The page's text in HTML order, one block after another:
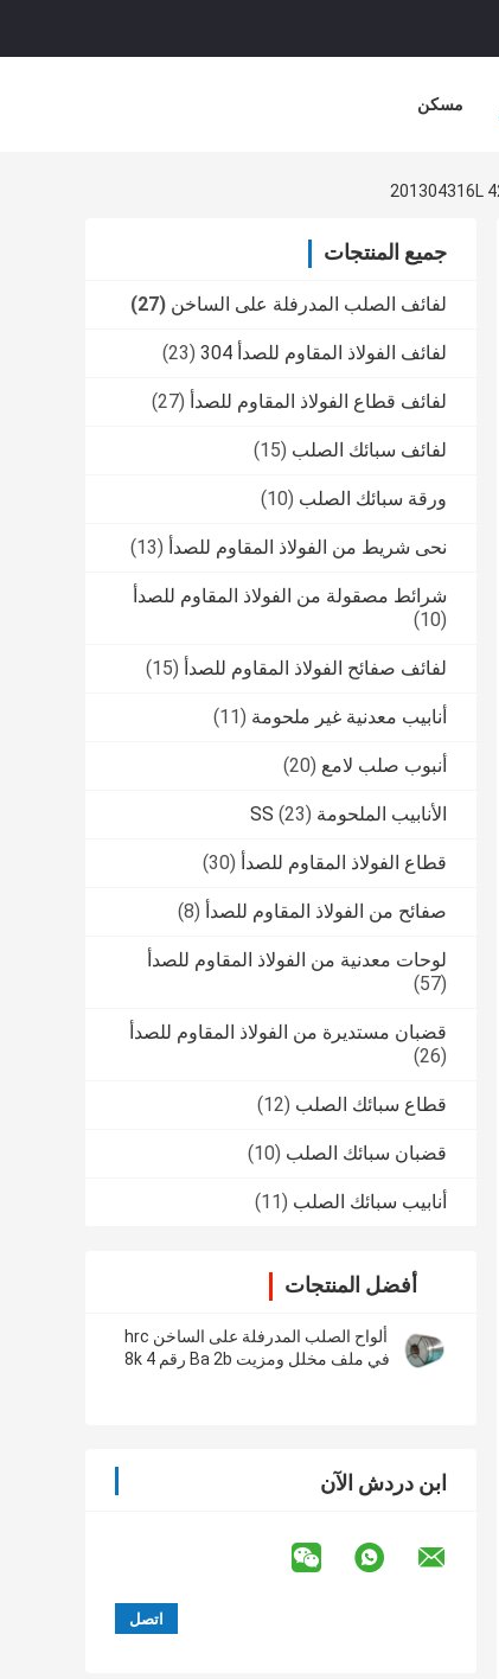
مسكن
جميع المنتجات
لفائف الصلب المدرفلة على الساخن (27)
لفائف الفولاذ المقاوم للصدأ 304 (23)
لفائف قطاع الفولاذ المقاوم للصدأ (27)
لفائف سبائك الصلب (15)
ورقة سبائك الصلب (10)
نحى شريط من الفولاذ المقاوم للصدأ (13)
شرائط مصقولة من الفولاذ المقاوم للصدأ
(10)
لفائف صفائح الفولاذ المقاوم للصدأ (15)
أنابيب معدنية غير ملحومة (11)
أنبوب صلب لامع (20)
الأنابيب الملحومة SS (23)
قطاع الفولاذ المقاوم للصدأ (30)
صفائح من الفولاذ المقاوم للصدأ (8)
لوحات معدنية من الفولاذ المقاوم للصدأ
(57)
قضبان مستديرة من الفولاذ المقاوم للصدأ
(26)
قطاع سبائك الصلب (12)
قضبان سبائك الصلب (10)
أنابيب سبائك الصلب (11)
أفضل المنتجات
ألواح الصلب المدرفلة على الساخن hrc
في ملف مخلل ومزيت Ba 2b رقم 4 8k
ابن دردش الآن